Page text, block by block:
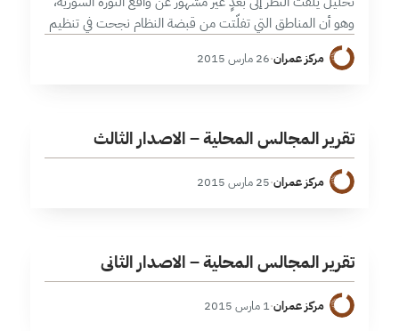
وهو أن المناطق التي تفلّتت من قبضة النظام نجحت في تنظيم
مناطقها وفق صيغة تمثيلية انتخابية، فحازت على شرعية…
مركز عمران·26 مارس 2015
ت
تقرير المجالس المحلية – الاصدار الثالث
مركز عمران·25 مارس 2015
ت
تقرير المجالس المحلية – الاصدار الثاني
مركز عمران·1 مارس 2015